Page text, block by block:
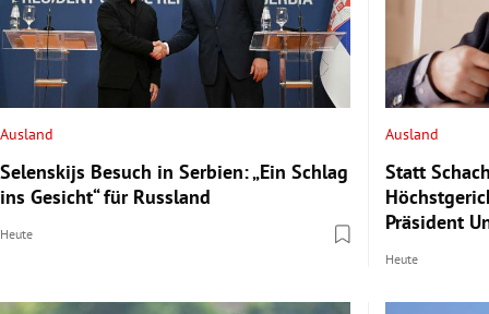
Ausland
Selenskijs Besuch in Serbien: „Ein Schlag
ins Gesicht“ für Russland
Heute
Ausland
Statt
Präsident
Heute